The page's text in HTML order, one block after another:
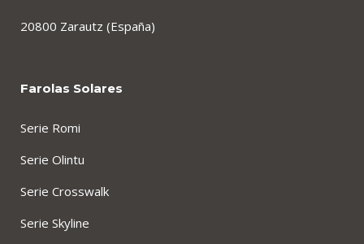
20800 Zarautz (España)
Farolas Solares
Serie Romi
Serie Olintu
Serie Crosswalk
Serie Skyline